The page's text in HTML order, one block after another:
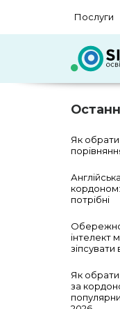
Послуги
Як обрати
кордоном:
потрібні
інтелект
зіпсувати
Як обрати
за